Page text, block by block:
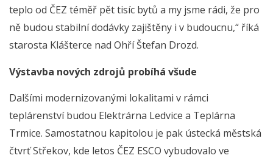
teplo od ČEZ téměř pět tisíc bytů a my jsme rádi, že pro
ně budou stabilní dodávky zajištěny i v budoucnu,“ říká
starosta Klášterce nad Ohří Štefan Drozd.
Výstavba nových zdrojů probíhá všude
Dalšími modernizovanými lokalitami v rámci
teplárenství budou Elektrárna Ledvice a Teplárna
Trmice. Samostatnou kapitolou je pak ústecká městská
čtvrť Střekov, kde letos ČEZ ESCO vybudovalo ve